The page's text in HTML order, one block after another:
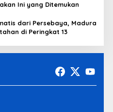
Ini yang Ditemukan
dari Persebaya, Madura
di Peringkat 13